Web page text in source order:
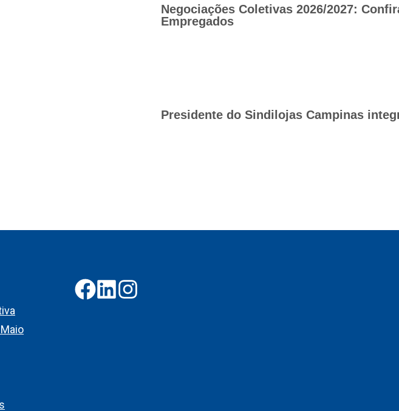
Negociações Coletivas 2026/2027:
Empregados
Presidente do Sindilojas Campinas